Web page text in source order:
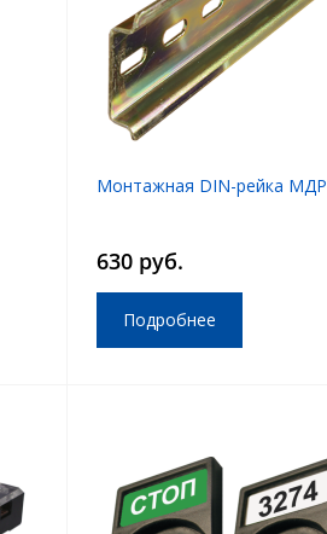
Монтажная DIN-рейка МДР
630 руб.
Подробнее